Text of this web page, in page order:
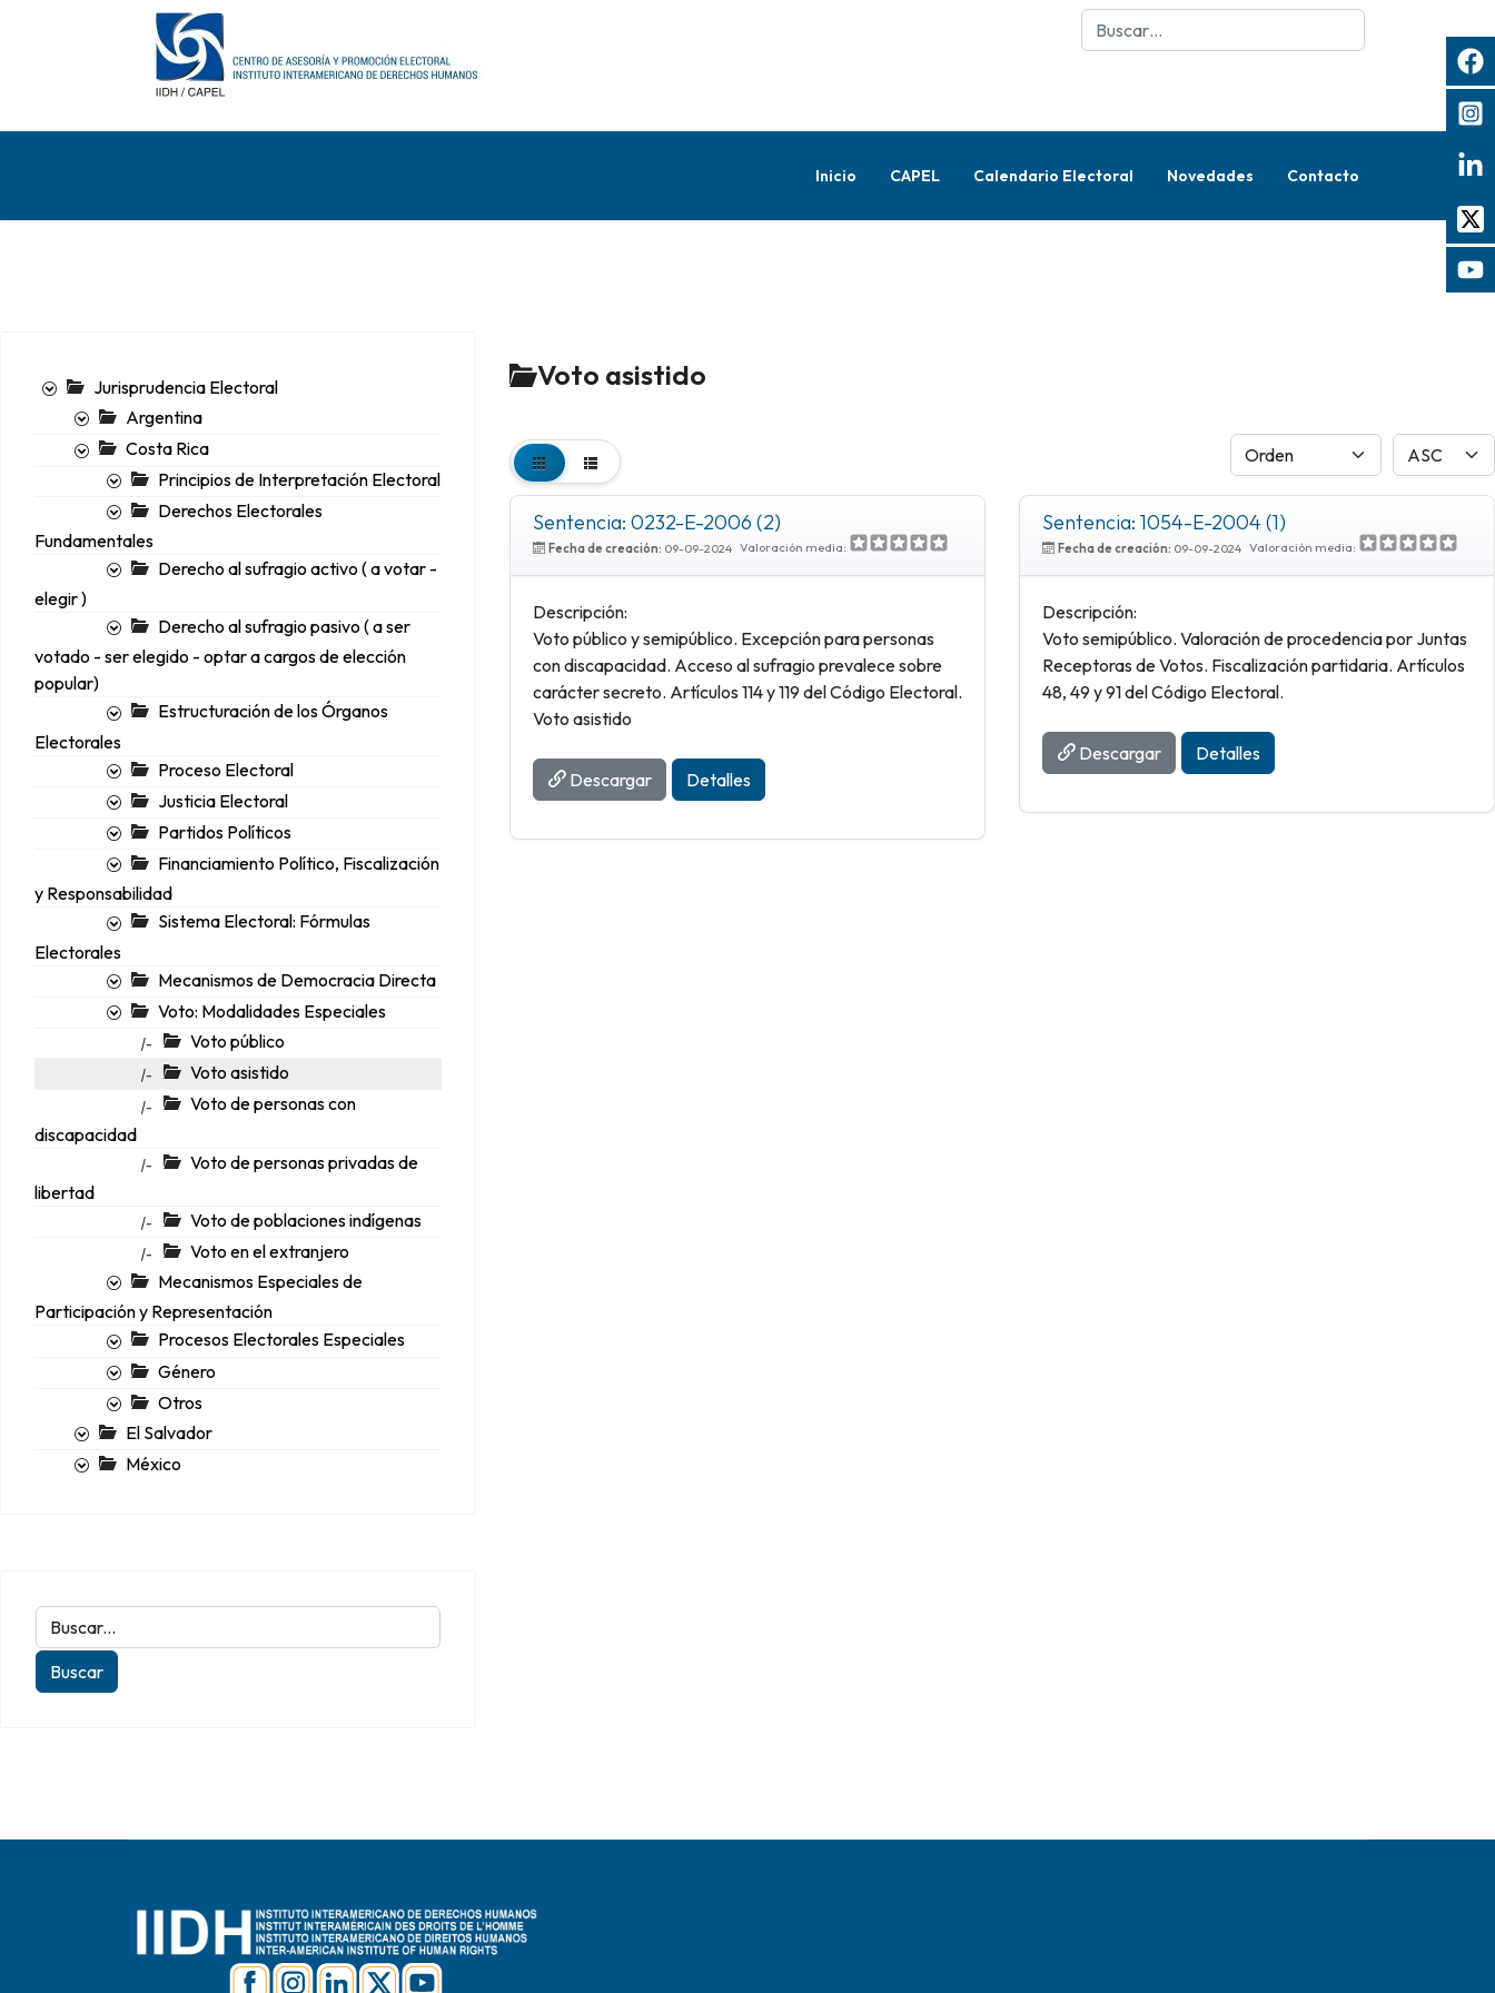
Buscar
Inicio CAPEL Calendario Electoral Novedades Contacto
Jurisprudencia Electoral
Argentina
Costa Rica
Principios de Interpretación Electoral
Derechos Electorales
Fundamentales
Derecho al sufragio activo ( a votar -
elegir )
Derecho al sufragio pasivo ( a ser
votado - ser elegido - optar a cargos de elección
popular)
Estructuración de los Órganos
Electorales
Proceso Electoral
Justicia Electoral
Partidos Políticos
Financiamiento Político, Fiscalización
y Responsabilidad
Sistema Electoral: Fórmulas
Electorales
Mecanismos de Democracia Directa
Voto: Modalidades Especiales
|- Voto público
|- Voto asistido
|-
Voto de personas con
discapacidad
|-
Voto de personas privadas de
libertad
|- Voto de poblaciones indígenas
|-
Voto en el extranjero
Mecanismos Especiales de
Participación y Representación
Procesos Electorales Especiales
Género
Otros
El Salvador
México
Voto asistido
Sentencia: 0232-E-2006 (2)
Fecha de creación: 09-09-2024 Valoración media:
Descripción:
Voto público y semipúblico. Excepción para personas
con discapacidad. Acceso al sufragio prevalece sobre
carácter secreto. Artículos 114 y 119 del Código Electoral.
Voto asistido
Descargar Detalles
Sentencia: 1054-E-2004 (1)
Fecha de creación: 09-09-2024 Valoración media:
Descripción:
Voto semipúblico. Valoración de procedencia por Juntas
Receptoras de Votos. Fiscalización partidaria. Artículos
48, 49 y 91 del Código Electoral.
Descargar Detalles